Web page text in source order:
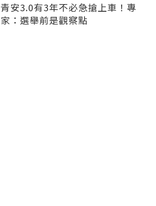
青安3.0有3年不必急搶上車！專
家：選舉前是觀察點